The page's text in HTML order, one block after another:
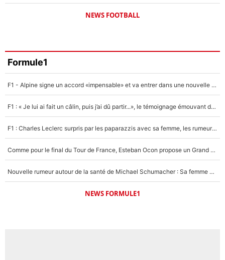
NEWS FOOTBALL
Formule1
F1 - Alpine signe un accord «impensable» et va entrer dans une nouvelle dimension : Grande nouvelle pour Pierre Gasly !
F1 : « Je lui ai fait un câlin, puis j’ai dû partir...», le témoignage émouvant de Max Verstappen sur sa fille
F1 : Charles Leclerc surpris par les paparazzis avec sa femme, les rumeurs étaient vraies !
Comme pour le final du Tour de France, Esteban Ocon propose un Grand Prix de Formule 1 à Paris : «Autour de l’Arc de Triomphe, ce serait génial» !
Nouvelle rumeur autour de la santé de Michael Schumacher : Sa femme Corinna sort du silence
NEWS FORMULE1